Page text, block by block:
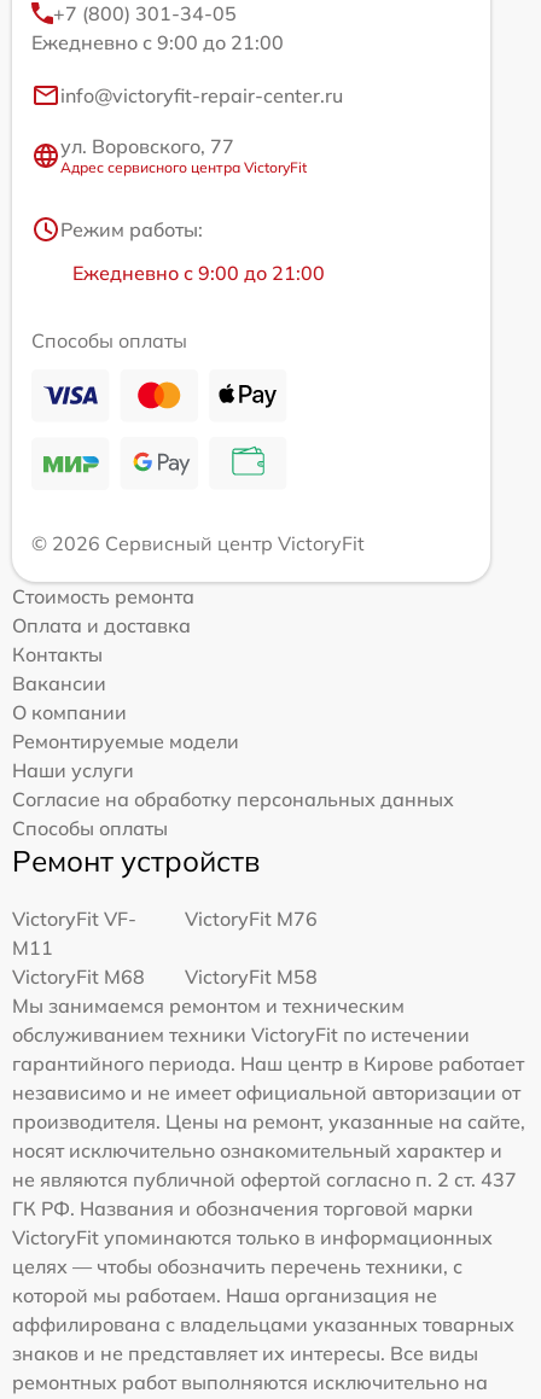
+7 (800) 301-34-05
Ежедневно с 9:00 до 21:00
info@victoryfit-repair-center.ru
ул. Воровского, 77
Адрес сервисного центра VictoryFit
Режим работы:
Ежедневно с 9:00 до 21:00
Способы оплаты
© 2026 Сервисный центр VictoryFit
Стоимость ремонта
Оплата и доставка
Контакты
Вакансии
О компании
Ремонтируемые модели
Наши услуги
Согласие на обработку персональных данных
Способы оплаты
Ремонт устройств
VictoryFit VF-
M11
VictoryFit M76
VictoryFit M68
VictoryFit M58
Мы занимаемся ремонтом и техническим
обслуживанием техники VictoryFit по истечении
гарантийного периода. Наш центр в Кирове работает
независимо и не имеет официальной авторизации от
производителя. Цены на ремонт, указанные на сайте,
носят исключительно ознакомительный характер и
не являются публичной офертой согласно п. 2 ст. 437
ГК РФ. Названия и обозначения торговой марки
VictoryFit упоминаются только в информационных
целях — чтобы обозначить перечень техники, с
которой мы работаем. Наша организация не
аффилирована с владельцами указанных товарных
знаков и не представляет их интересы. Все виды
ремонтных работ выполняются исключительно на